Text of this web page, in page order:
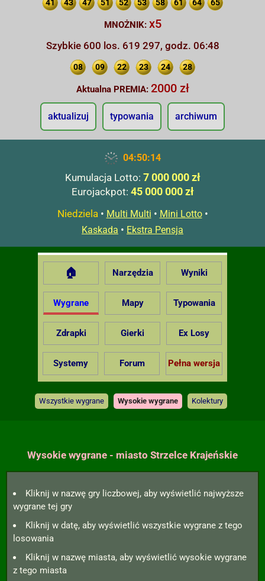
41 43 47 51 52 53 58 61 64 65
MNOŻNIK: x5
Szybkie 600 los. 619 297, godz. 06:48
08 09 22 23 24 28
Aktualna PREMIA: 2000 zł
aktualizuj typowania archiwum
04:50:14
Kumulacja Lotto: 7 000 000 zł
Eurojackpot: 45 000 000 zł
Niedziela• Multi Multi • Mini Lotto•
Kaskada • Ekstra Pensja
🏠 Narzędzia Wyniki
Wygrane Mapy Typowania
Zdrapki Gierki Ex Losy
Systemy Forum Pełna wersja
Wszystkie wygrane Wysokie wygrane Kolektury
Wysokie wygrane - miasto Strzelce Krajeńskie
Kliknij w nazwę gry liczbowej, aby wyświetlić najwyższe
wygrane tej gry
Kliknij w datę, aby wyświetlić wszystkie wygrane z tego
losowania
Kliknij w nazwę miasta, aby wyświetlić wysokie wygrane
z tego miasta